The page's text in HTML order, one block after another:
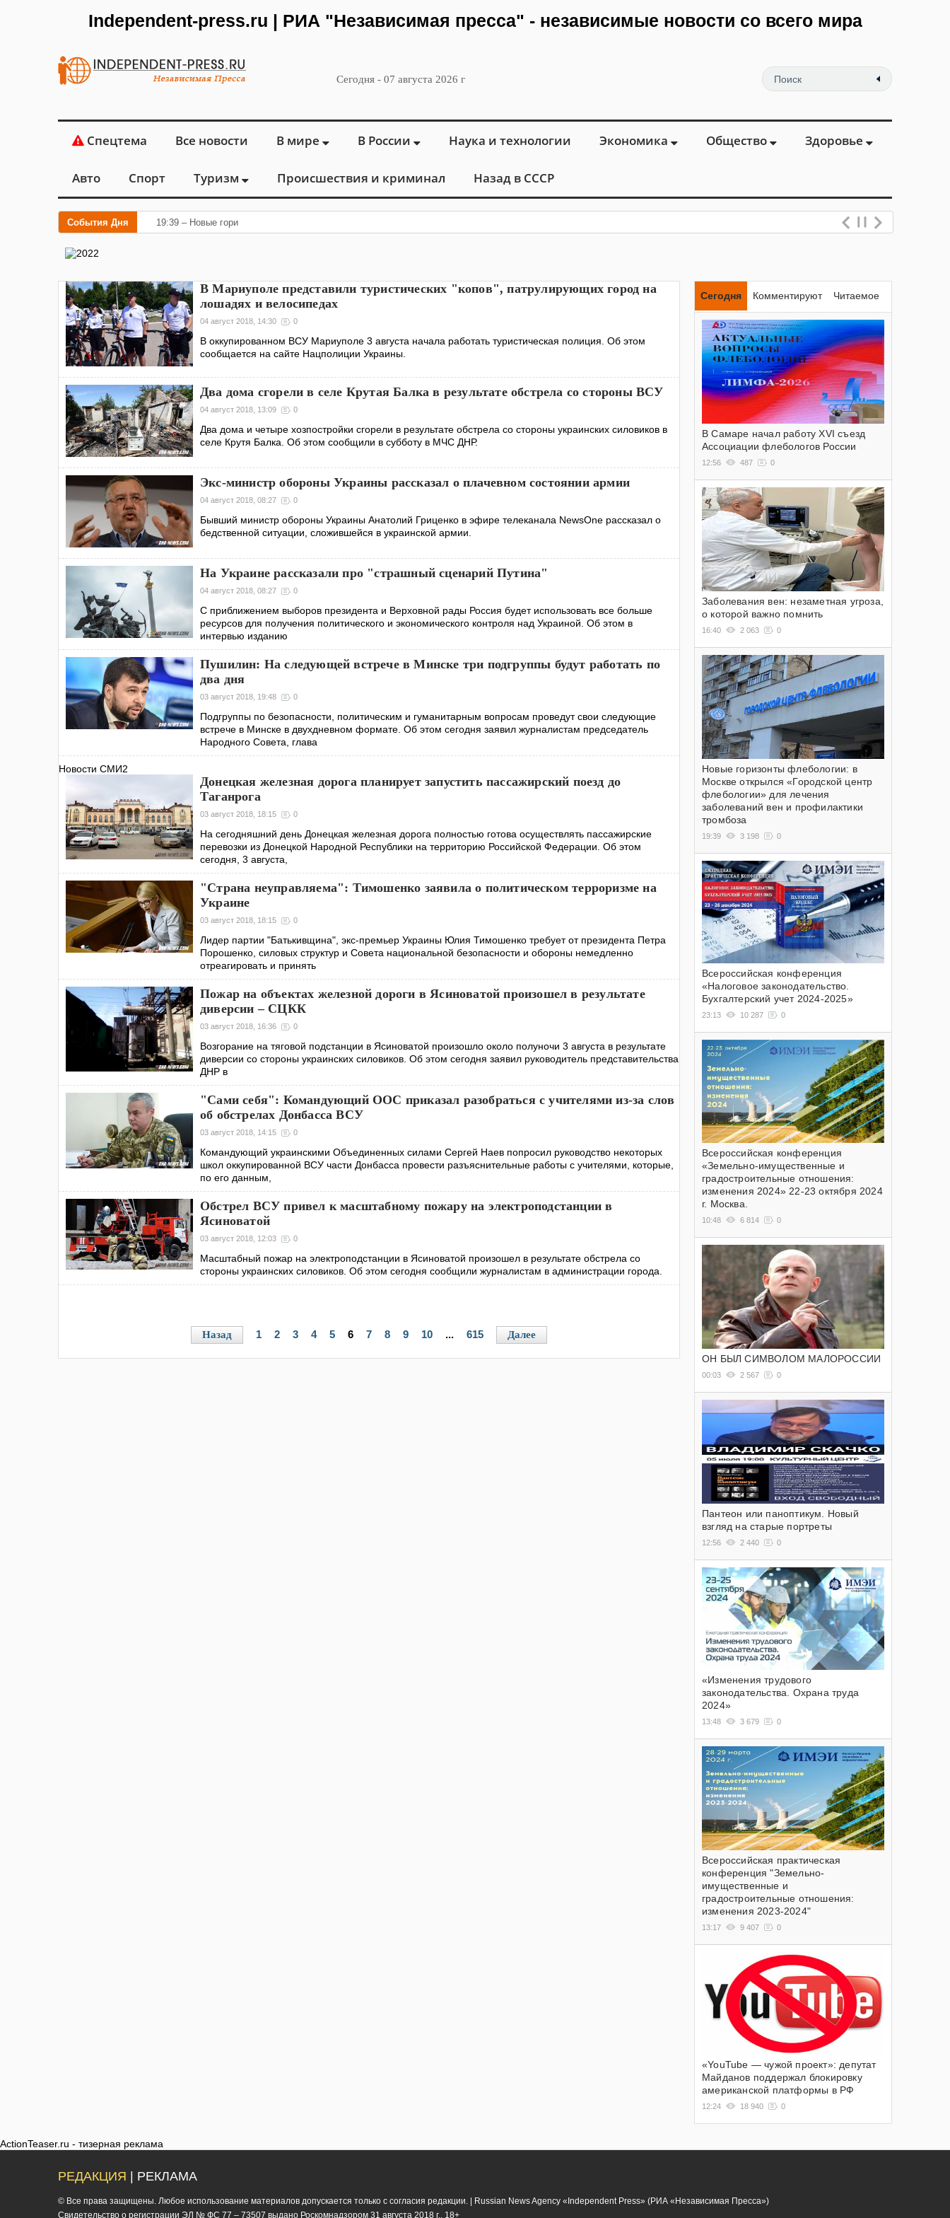
Independent-press.ru | РИА "Независимая пресса" - независимые новости со всего мира
Сегодня - 07 августа 2026 г
Спецтема Все новости В мире В России Наука и технологии Экономика Общество Здоровье
Авто Спорт Туризм Происшествия и криминал Назад в СССР
События Дня 19:39 – Новые горизонты флебологии: в Москве
В Мариуполе представили туристических "копов", патрулирующих город на
лошадях и велосипедах
04 август 2018, 14:30 0
В оккупированном ВСУ Мариуполе 3 августа начала работать туристическая полиция. Об этом
сообщается на сайте Нацполиции Украины.
Два дома сгорели в селе Крутая Балка в результате обстрела со стороны ВСУ
04 август 2018, 13:09 0
Два дома и четыре хозпостройки сгорели в результате обстрела со стороны украинских силовиков в
селе Крутя Балка. Об этом сообщили в субботу в МЧС ДНР.
Экс-министр обороны Украины рассказал о плачевном состоянии армии‍
04 август 2018, 08:27 0
Бывший министр обороны Украины Анатолий Гриценко в эфире телеканала NewsOne рассказал о
бедственной ситуации, сложившейся в украинской армии.
На Украине рассказали про "страшный сценарий Путина"
04 август 2018, 08:27 0
С приближением выборов президента и Верховной рады Россия будет использовать все больше
ресурсов для получения политического и экономического контроля над Украиной. Об этом в
интервью изданию
Пушилин: На следующей встрече в Минске три подгруппы будут работать по
два дня
03 август 2018, 19:48 0
Подгруппы по безопасности, политическим и гуманитарным вопросам проведут свои следующие
встрече в Минске в двухдневном формате. Об этом сегодня заявил журналистам председатель
Народного Совета, глава
Новости СМИ2
Донецкая железная дорога планирует запустить пассажирский поезд до
Таганрога
03 август 2018, 18:15 0
На сегодняшний день Донецкая железная дорога полностью готова осуществлять пассажирские
перевозки из Донецкой Народной Республики на территорию Российской Федерации. Об этом
сегодня, 3 августа,
"Страна неуправляема": Тимошенко заявила о политическом терроризме на
Украине
03 август 2018, 18:15 0
Лидер партии "Батькивщина", экс-премьер Украины Юлия Тимошенко требует от президента Петра
Порошенко, силовых структур и Совета национальной безопасности и обороны немедленно
отреагировать и принять
Пожар на объектах железной дороги в Ясиноватой произошел в результате
диверсии – СЦКК
03 август 2018, 16:36 0
Возгорание на тяговой подстанции в Ясиноватой произошло около полуночи 3 августа в результате
диверсии со стороны украинских силовиков. Об этом сегодня заявил руководитель представительства
ДНР в
"Сами себя": Командующий ООС приказал разобраться с учителями из-за слов
об обстрелах Донбасса ВСУ
03 август 2018, 14:15 0
Командующий украинскими Объединенных силами Сергей Наев попросил руководство некоторых
школ оккупированной ВСУ части Донбасса провести разъяснительные работы с учителями, которые,
по его данным,
Обстрел ВСУ привел к масштабному пожару на электроподстанции в
Ясиноватой
03 август 2018, 12:03 0
Масштабный пожар на электроподстанции в Ясиноватой произошел в результате обстрела со
стороны украинских силовиков. Об этом сегодня сообщили журналистам в администрации города.
Назад 1 2 3 4 5 6 7 8 9 10 ... 615 Далее
Сегодня Комментируют Читаемое
В Самаре начал работу XVI съезд
Ассоциации флебологов России
12:56 487 0
Заболевания вен: незаметная угроза,
о которой важно помнить
16:40 2 063 0
Новые горизонты флебологии: в
Москве открылся «Городской центр
флебологии» для лечения
заболеваний вен и профилактики
тромбоза
19:39 3 198 0
Всероссийская конференция
«Налоговое законодательство.
Бухгалтерский учет 2024-2025»
23:13 10 287 0
Всероссийская конференция
«Земельно-имущественные и
градостроительные отношения:
изменения 2024» 22-23 октября 2024
г. Москва.
10:48 6 814 0
ОН БЫЛ СИМВОЛОМ МАЛОРОССИИ
00:03 2 567 0
Пантеон или паноптикум. Новый
взгляд на старые портреты
12:56 2 440 0
«Изменения трудового
законодательства. Охрана труда
2024»
13:48 3 679 0
Всероссийская практическая
конференция "Земельно-
имущественные и
градостроительные отношения:
изменения 2023-2024"
13:17 9 407 0
«YouTube — чужой проект»: депутат
Майданов поддержал блокировку
американской платформы в РФ
12:24 18 940 0
ActionTeaser.ru - тизерная реклама
РЕДАКЦИЯ | РЕКЛАМА
© Все права защищены. Любое использование материалов допускается только с согласия редакции. | Russian News Agency «Independent Press» (РИА «Независимая Пресса»)
Cвидетельство о регистрации ЭЛ № ФС 77 – 73507 выдано Роскомнадзором 31 августа 2018 г.. 18+